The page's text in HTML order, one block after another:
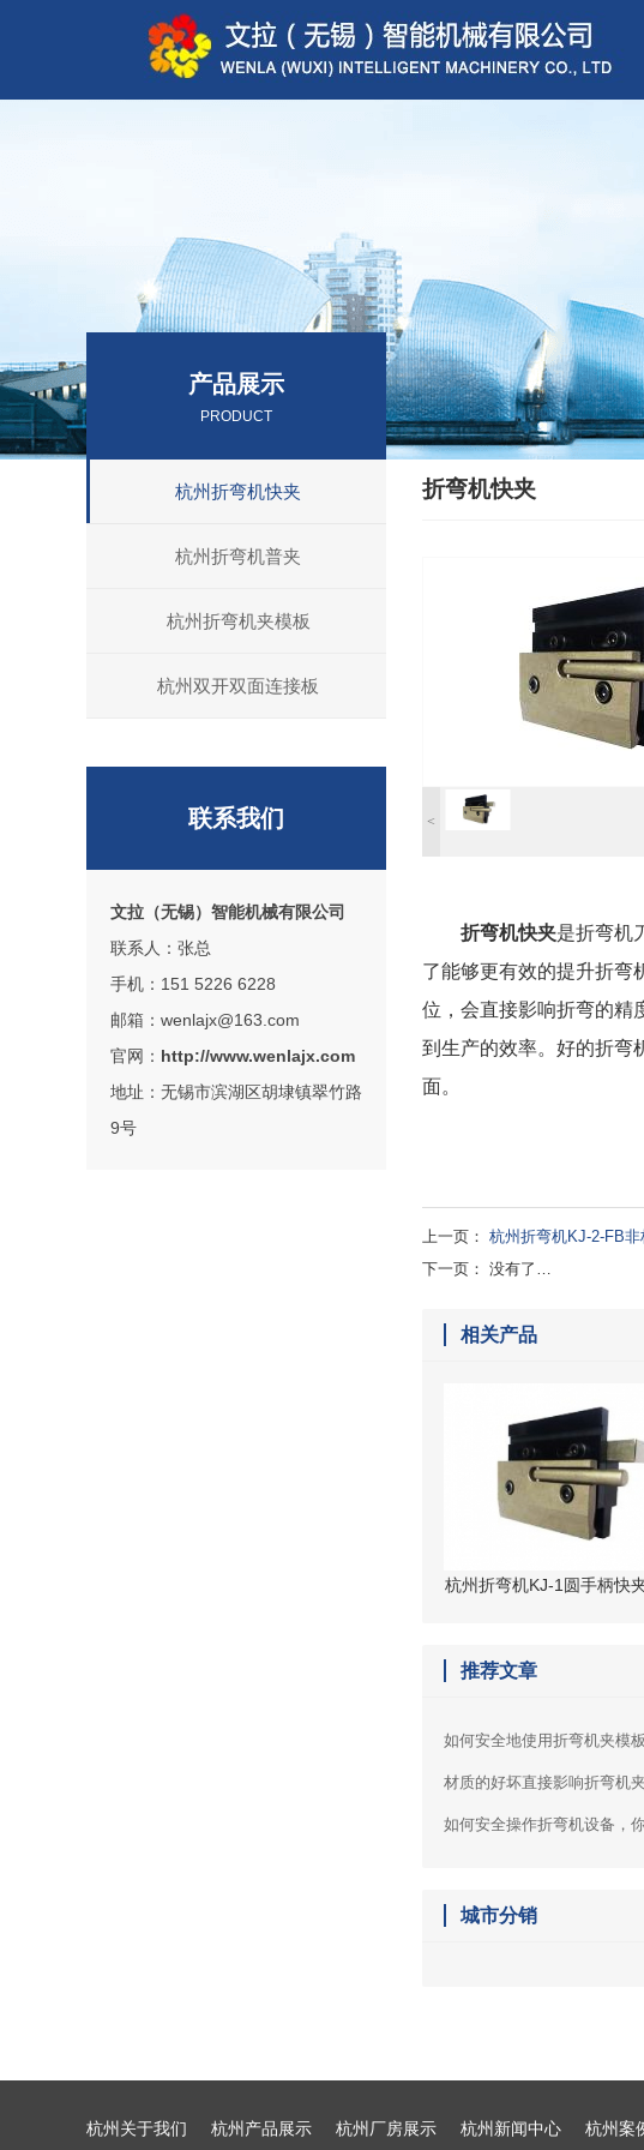
产品展示
PRODUCT
杭州折弯机快夹
杭州折弯机普夹
杭州折弯机夹模板
杭州双开双面连接板
联系我们
文拉（无锡）智能机械有限公司
联系人：张总
手机：151 5226 6228
邮箱：wenlajx@163.com
官网： http://www.wenlajx.com
地址：无锡市滨湖区胡埭镇翠竹路
9号
折弯机快夹
<
折弯机快夹是折弯机
了能够更有效的提升折弯
位，会直接影响折弯的精
到生产的效率。好的折弯
面。
上一页： 杭州折弯机KJ-2-FB
下一页： 没有了…
相关产品
杭州折弯机KJ-1圆手柄快
推荐文章
如何安全地使用折弯机夹模
材质的好坏直接影响折弯机
如何安全操作折弯机设备，
城市分销
杭州关于我们 杭州产品展示 杭州厂房展示 杭州新闻中心 杭州案